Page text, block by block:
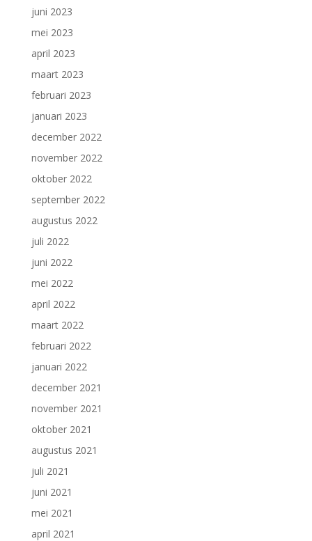
juni 2023
mei 2023
april 2023
maart 2023
februari 2023
januari 2023
december 2022
november 2022
oktober 2022
september 2022
augustus 2022
juli 2022
juni 2022
mei 2022
april 2022
maart 2022
februari 2022
januari 2022
december 2021
november 2021
oktober 2021
augustus 2021
juli 2021
juni 2021
mei 2021
april 2021